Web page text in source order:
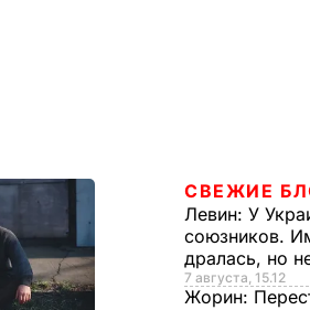
СВЕЖИЕ
Левин: У
союзников.
дралась, но
7 августа, 15.12
Жорин: